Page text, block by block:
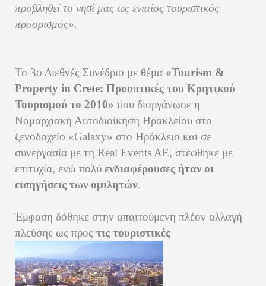
προβληθεί το νησί μας ως ενιαίος τουριστικός
προορισμός».
Το 3ο Διεθνές Συνέδριο με θέμα «Tourism &
Property in Crete: Προοπτικές του Κρητικού
Τουρισμού το 2010» που διοργάνωσε η
Νομαρχιακή Αυτοδιοίκηση Ηρακλείου στο
ξενοδοχείο «Galaxy» στο Ηράκλειο και σε
συνεργασία με τη Real Events AE, στέφθηκε με
επιτυχία, ενώ πολύ ενδιαφέρουσες ήταν οι
εισηγήσεις των ομιλητών.
Έμφαση δόθηκε στην απαιτούμενη πλέον αλλαγή
πλεύσης ως προς τις τουριστικές